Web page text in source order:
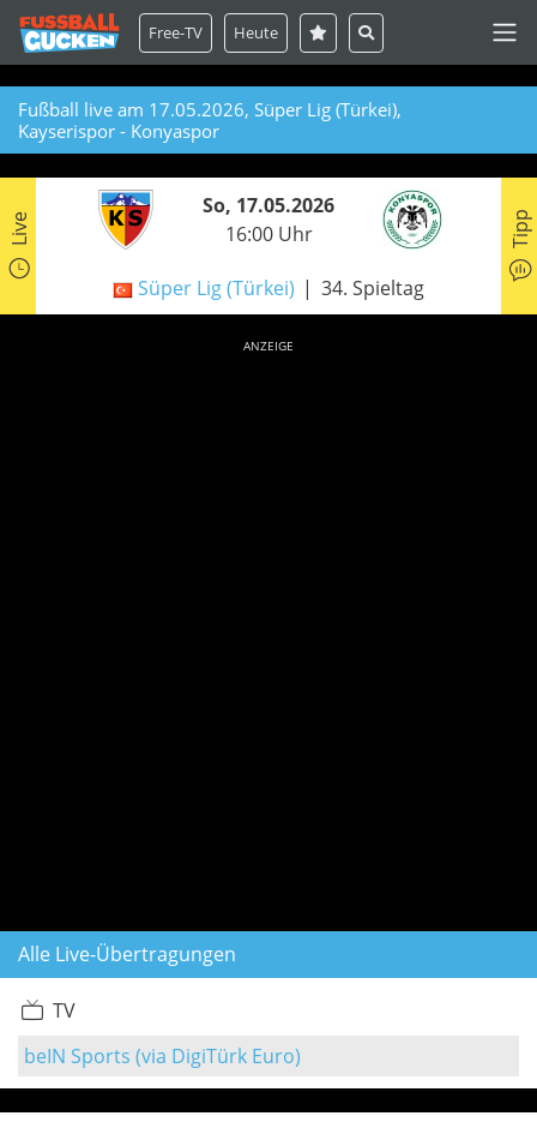
Free-TV Heute
Fußball live am 17.05.2026, Süper Lig (Türkei),
Kayserispor - Konyaspor
Live
So, 17.05.2026
16:00 Uhr
Süper Lig (Türkei) 34. Spieltag
Tipp
ANZEIGE
Alle Live-Übertragungen
TV
beIN Sports (via DigiTürk Euro)